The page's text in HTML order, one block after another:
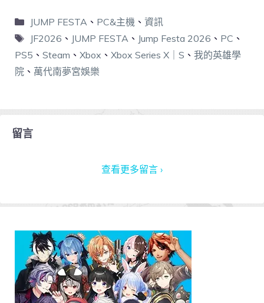
JUMP FESTA、 PC&主機、 資訊
JF2026 、 JUMP FESTA、 Jump Festa 2026 、 PC 、
PS5 、 Steam 、 Xbox 、 Xbox Series X｜S 、 我的英雄學
院 、 萬代南夢宮娛樂
留言
查看更多留言 ›